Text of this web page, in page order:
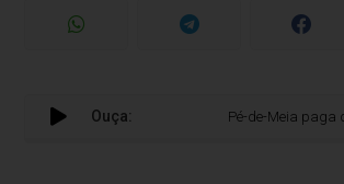
Ouça: Pé-de-Meia paga